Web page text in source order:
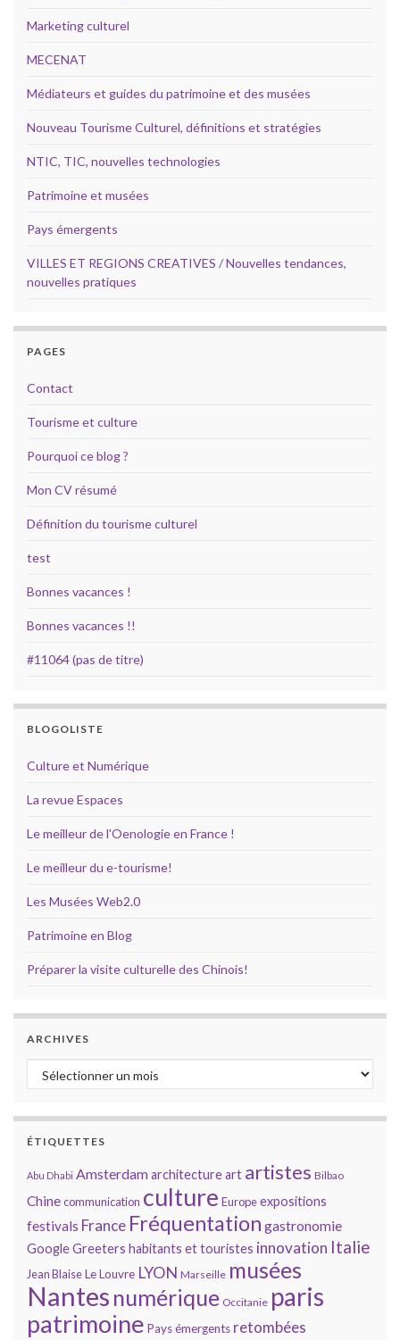
Marketing culturel
MECENAT
Médiateurs et guides du patrimoine et des musées
Nouveau Tourisme Culturel, définitions et stratégies
NTIC, TIC, nouvelles technologies
Patrimoine et musées
Pays émergents
VILLES ET REGIONS CREATIVES / Nouvelles tendances,
nouvelles pratiques
PAGES
Contact
Tourisme et culture
Pourquoi ce blog ?
Mon CV résumé
Définition du tourisme culturel
test
Bonnes vacances !
Bonnes vacances !!
#11064 (pas de titre)
BLOGOLISTE
Culture et Numérique
La revue Espaces
Le meilleur de l'Oenologie en France !
Le meilleur du e-tourisme!
Les Musées Web2.0
Patrimoine en Blog
Préparer la visite culturelle des Chinois!
ARCHIVES
Archives
ÉTIQUETTES
Abu Dhabi Amsterdamarchitectureart artistes Bilbao
Chinecommunication culture Europeexpositions
festivals France Fréquentation gastronomie
GoogleGreeters habitants et touristes innovation Italie
Jean BlaiseLe Louvre LYON Marseille musées
Nantes numérique Occitanie paris
patrimoine Pays émergents retombées